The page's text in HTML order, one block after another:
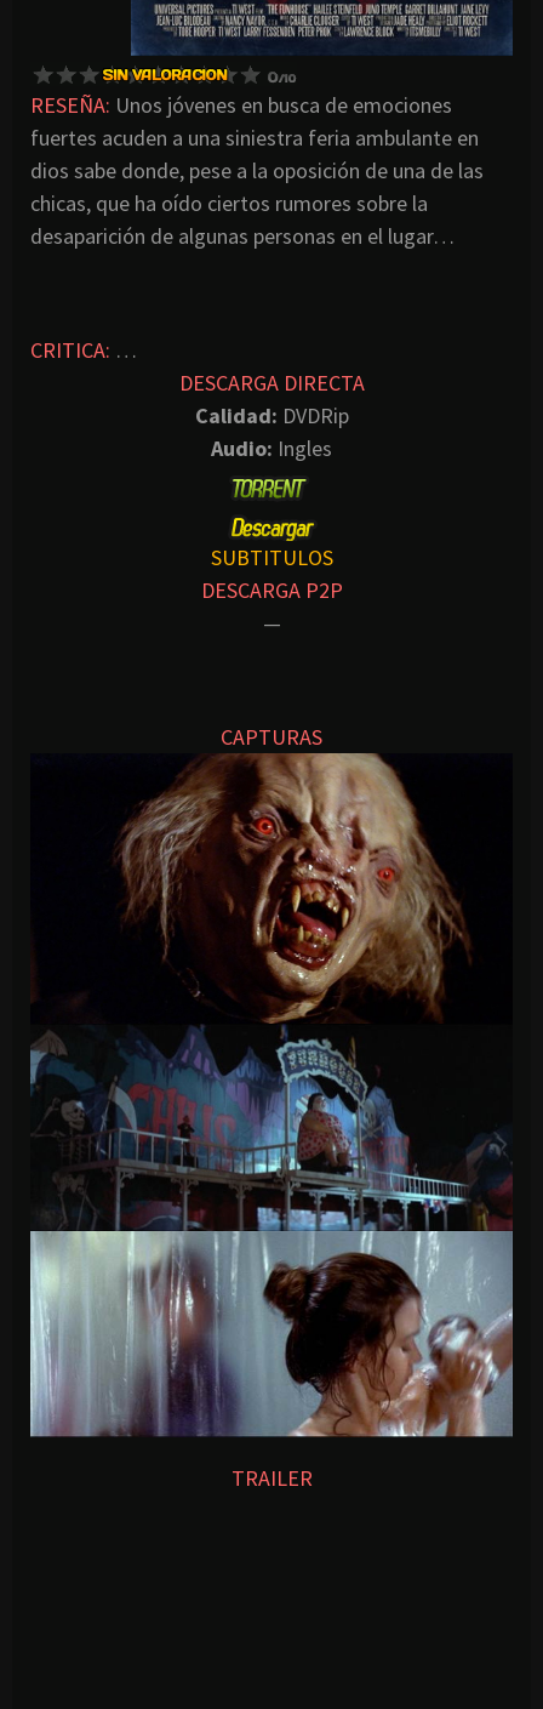
RESEÑA: Unos jóvenes en busca de emociones
fuertes acuden a una siniestra feria ambulante en
dios sabe donde, pese a la oposición de una de las
chicas, que ha oído ciertos rumores sobre la
desaparición de algunas personas en el lugar…
CRITICA: …
DESCARGA DIRECTA
Calidad: DVDRip
Audio: Ingles
SUBTITULOS
DESCARGA P2P
—
CAPTURAS
TRAILER